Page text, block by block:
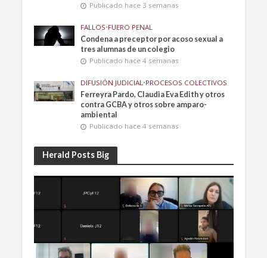
Publicado hace 3 semanas
FALLOS•FUERO PENAL
Condena a preceptor por acoso sexual a
tres alumnas de un colegio
Publicado hace 4 semanas
DIFUSIÓN JUDICIAL •PROCESOS COLECTIVOS
Ferreyra Pardo, Claudia Eva Edith y otros
contra GCBA y otros sobre amparo-
ambiental
Publicado hace 4 semanas
Herald Posts Big